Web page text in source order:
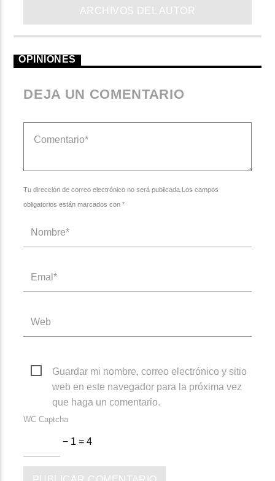
ARCHIVOS DEL AUTOR
OPINIONES
DEJA UN COMENTARIO
Tu dirección de correo electrónico no será publicada.Los campos
obligatorios están marcados con *
Guardar mi nombre, correo electrónico y sitio
web en este navegador para la próxima vez
que haga un comentario.
WC Captcha
− 1 = 4